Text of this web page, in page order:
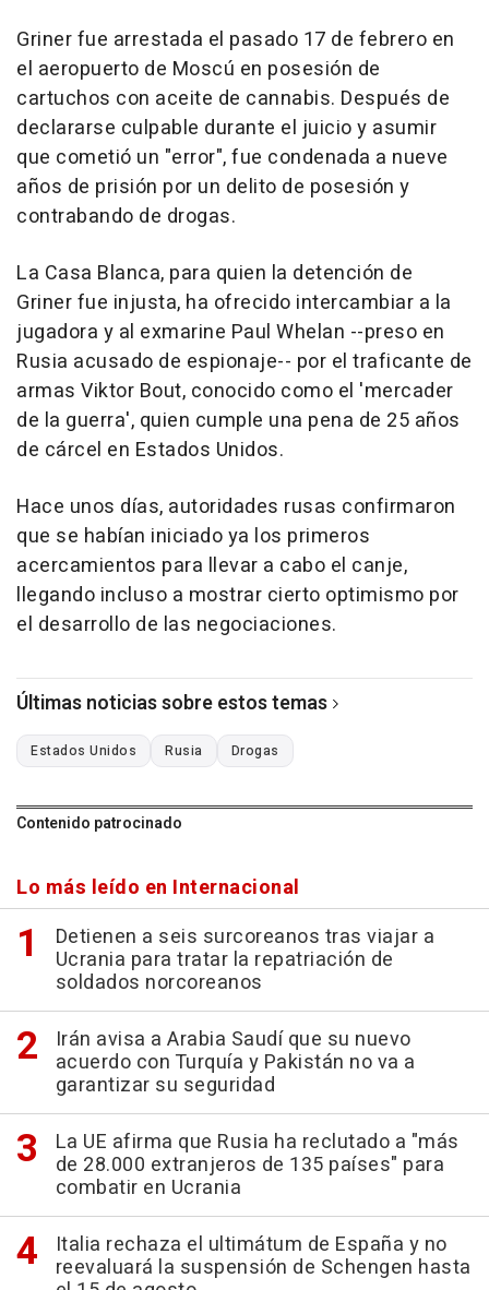
Griner fue arrestada el pasado 17 de febrero en
el aeropuerto de Moscú en posesión de
cartuchos con aceite de cannabis. Después de
declararse culpable durante el juicio y asumir
que cometió un "error", fue condenada a nueve
años de prisión por un delito de posesión y
contrabando de drogas.
La Casa Blanca, para quien la detención de
Griner fue injusta, ha ofrecido intercambiar a la
jugadora y al exmarine Paul Whelan --preso en
Rusia acusado de espionaje-- por el traficante de
armas Viktor Bout, conocido como el 'mercader
de la guerra', quien cumple una pena de 25 años
de cárcel en Estados Unidos.
Hace unos días, autoridades rusas confirmaron
que se habían iniciado ya los primeros
acercamientos para llevar a cabo el canje,
llegando incluso a mostrar cierto optimismo por
el desarrollo de las negociaciones.
Últimas noticias sobre estos temas
Estados Unidos Rusia Drogas
Contenido patrocinado
Lo más leído en Internacional
Detienen a seis surcoreanos tras viajar a
Ucrania para tratar la repatriación de
soldados norcoreanos
Irán avisa a Arabia Saudí que su nuevo
acuerdo con Turquía y Pakistán no va a
garantizar su seguridad
La UE afirma que Rusia ha reclutado a "más
de 28.000 extranjeros de 135 países" para
combatir en Ucrania
Italia rechaza el ultimátum de España y no
reevaluará la suspensión de Schengen hasta